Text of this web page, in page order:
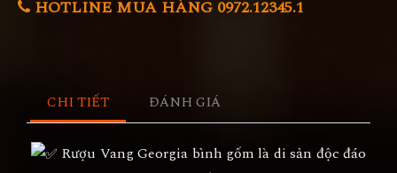
HOTLINE MUA HÀNG 0972.12345.1
CHI TIẾT ĐÁNH GIÁ
Rượu Vang Georgia bình gốm là di sản độc đáo